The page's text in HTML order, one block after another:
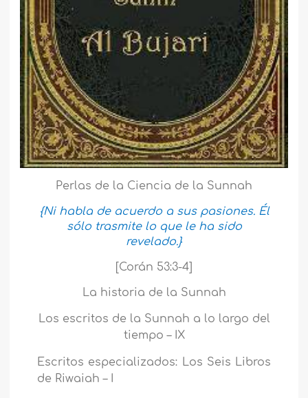
Perlas de la Ciencia de la Sunnah
{Ni habla de acuerdo a sus pasiones. Él
sólo trasmite lo que le ha sido
revelado.}
[Corán 53:3-4]
La historia de la Sunnah
Los escritos de la Sunnah a lo largo del
tiempo – IX
Escritos especializados: Los Seis Libros
de Riwaiah – I